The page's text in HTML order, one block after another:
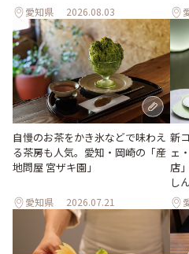
愛知県 2026.08.03
自慢のお茶をかき氷などで味わえ
る茶房も人気。愛知・岡崎の「産
地問屋 宮ザキ園」
愛知県 2026.07.21
新
ェ
店
し